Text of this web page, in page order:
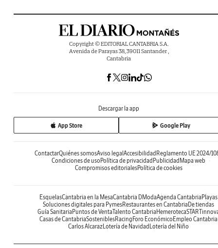
Copyright © EDITORIAL CANTABRIA S.A.
Avenida de Parayas 38, 39011 Santander ,
Cantabria
Descargar la app
App Store Google Play
ContactarQuiénes somosAviso legal Accesibilidad Reglamento UE 2024/
Condiciones de uso Política de privacidad Publicidad Mapa web
Compromisos editorialesPolítica de cookies
EsquelasCantabria en la MesaCantabria DModaAgenda Cantabria Playas
Soluciones digitales para PymesRestaurantes en Cantabria De tiendas
Guía Sanitaria Puntos de VentaTalento Cantabria Hemeroteca
Casas de CantabriaSosteniblesRacing Foro Económico Empleo Cantabria
Carlos AlcarazLotería de Navidad Lotería del Niño